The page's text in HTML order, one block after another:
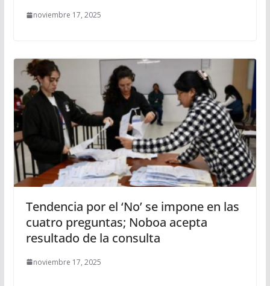
noviembre 17, 2025
Tendencia por el ‘No’ se impone en las
cuatro preguntas; Noboa acepta
resultado de la consulta
noviembre 17, 2025